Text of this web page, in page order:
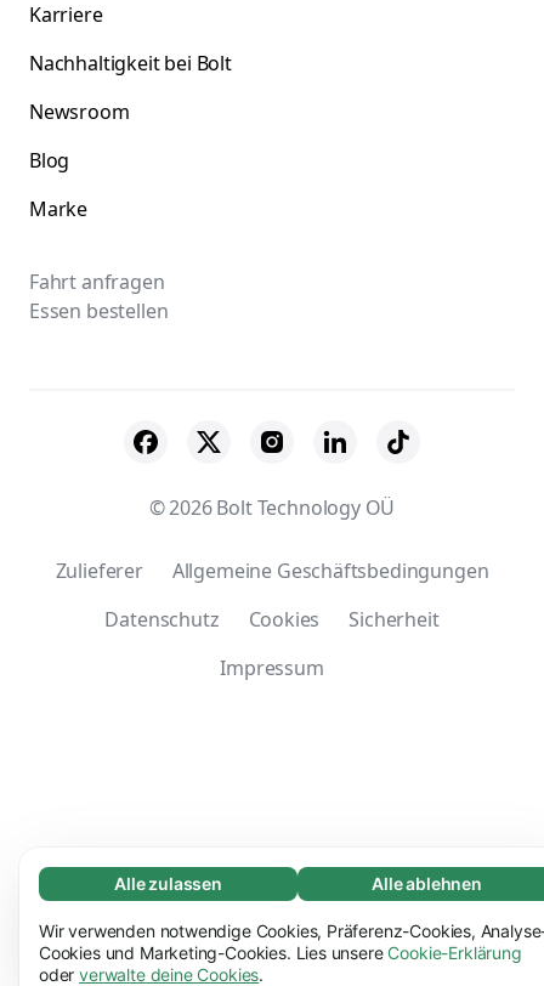
Notwendige (65)
Notwendige Cookies helfen dabei, unsere Website
nutzbar zu machen, indem sie grundlegende
Funktionen ermöglichen, z.B. die Seitennavigation.
Mehr erfahren
Alle zulassen Alle ablehnen
Wir verwenden notwendige Cookies, Präferenz-Cookies,
Cookies und Marketing-Cookies. Lies unsere Cookie-Erklärung
oderverwalte deine Cookies.
Karriere
Nachhaltigkeit bei Bolt
Newsroom
Blog
Marke
Fahrt anfragen
Essen bestellen
© 2026 Bolt Technology OÜ
Zulieferer
Allgemeine Geschäftsbedingungen
Datenschutz
Cookies
Sicherheit
Impressum